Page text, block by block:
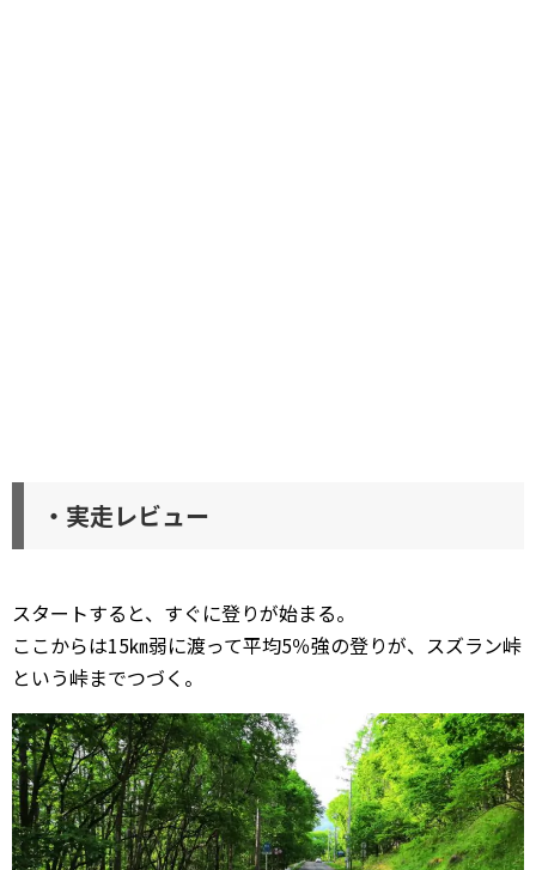
・実走レビュー
スタートすると、すぐに登りが始まる。
ここからは15㎞弱に渡って平均5％強の登りが、スズラン峠
という峠までつづく。